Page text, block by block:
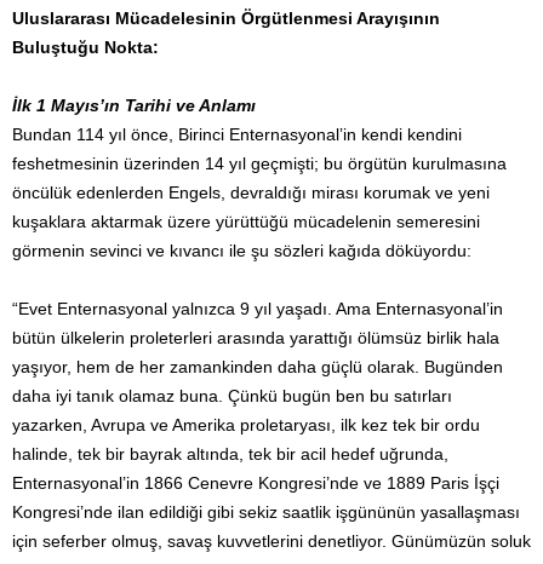
Uluslararası Mücadelesinin Örgütlenmesi Arayışının
Buluştuğu Nokta:
İlk 1 Mayıs’ın Tarihi ve Anlamı
Bundan 114 yıl önce, Birinci Enternasyonal’in kendi kendini
feshetmesinin üzerinden 14 yıl geçmişti; bu örgütün kurulmasına
öncülük edenlerden Engels, devraldığı mirası korumak ve yeni
kuşaklara aktarmak üzere yürüttüğü mücadelenin semeresini
görmenin sevinci ve kıvancı ile şu sözleri kağıda döküyordu:
“Evet Enternasyonal yalnızca 9 yıl yaşadı. Ama Enternasyonal’in
bütün ülkelerin proleterleri arasında yarattığı ölümsüz birlik hala
yaşıyor, hem de her zamankinden daha güçlü olarak. Bugünden
daha iyi tanık olamaz buna. Çünkü bugün ben bu satırları
yazarken, Avrupa ve Amerika proletaryası, ilk kez tek bir ordu
halinde, tek bir bayrak altında, tek bir acil hedef uğrunda,
Enternasyonal’in 1866 Cenevre Kongresi’nde ve 1889 Paris İşçi
Kongresi’nde ilan edildiği gibi sekiz saatlik işgününün yasallaşması
için seferber olmuş, savaş kuvvetlerini denetliyor. Günümüzün soluk